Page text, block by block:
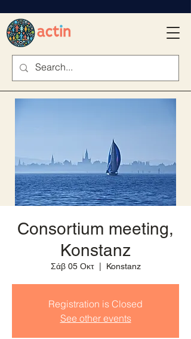
Consortium meeting,
Konstanz
Σάβ 05 Οκτ
  |
Konstanz
Registration is Closed
See other events